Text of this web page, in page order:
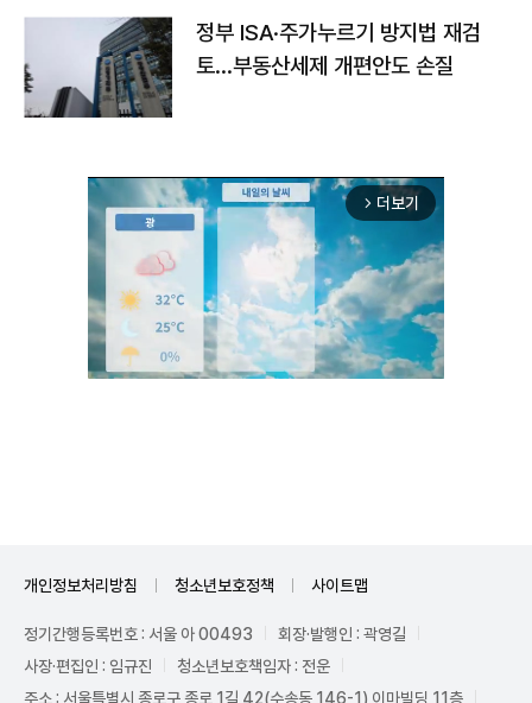
정부 ISA·주가누르기 방지법 재검
토…부동산세제 개편안도 손질
arrow_forward_ios 더보기
개인정보처리방침 청소년보호정책 사이트맵
정기간행등록번호 : 서울 아 00493
회장·발행인 : 곽영길
사장·편집인 : 임규진
청소년보호책임자 : 전운
주소 : 서울특별시 종로구 종로 1길 42(수송동 146-1) 이마빌딩 11층